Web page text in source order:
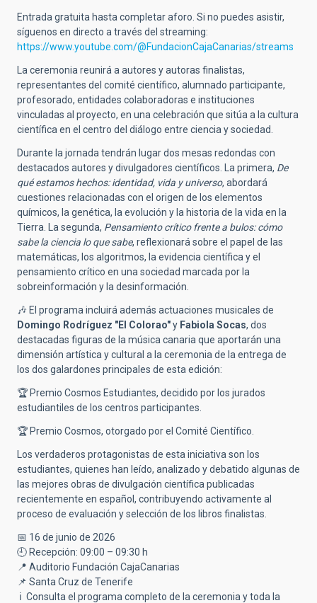
Entrada gratuita hasta completar aforo. Si no puedes asistir,
síguenos en directo a través del streaming:
https://www.youtube.com/@FundacionCajaCanarias/streams
La ceremonia reunirá a autores y autoras finalistas,
representantes del comité científico, alumnado participante,
profesorado, entidades colaboradoras e instituciones
vinculadas al proyecto, en una celebración que sitúa a la cultura
científica en el centro del diálogo entre ciencia y sociedad.
Durante la jornada tendrán lugar dos mesas redondas con
destacados autores y divulgadores científicos. La primera, De
qué estamos hechos: identidad, vida y universo, abordará
cuestiones relacionadas con el origen de los elementos
químicos, la genética, la evolución y la historia de la vida en la
Tierra. La segunda, Pensamiento crítico frente a bulos: cómo
sabe la ciencia lo que sabe, reflexionará sobre el papel de las
matemáticas, los algoritmos, la evidencia científica y el
pensamiento crítico en una sociedad marcada por la
sobreinformación y la desinformación.
🎶 El programa incluirá además actuaciones musicales de
Domingo Rodríguez "El Colorao"y Fabiola Socas, dos
destacadas figuras de la música canaria que aportarán una
dimensión artística y cultural a la ceremonia de la entrega de
los dos galardones principales de esta edición:
🏆Premio Cosmos Estudiantes, decidido por los jurados
estudiantiles de los centros participantes.
🏆Premio Cosmos, otorgado por el Comité Científico.
Los verdaderos protagonistas de esta iniciativa son los
estudiantes, quienes han leído, analizado y debatido algunas de
las mejores obras de divulgación científica publicadas
recientemente en español, contribuyendo activamente al
proceso de evaluación y selección de los libros finalistas.
📅 16 de junio de 2026
🕘Recepción: 09:00 – 09:30 h
📍 Auditorio Fundación CajaCanarias
📌 Santa Cruz de Tenerife
ℹ️ Consulta el programa completo de la ceremonia y toda la